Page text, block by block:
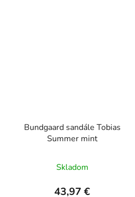
Bundgaard sandále Tobias
Summer mint
Skladom
43,97 €